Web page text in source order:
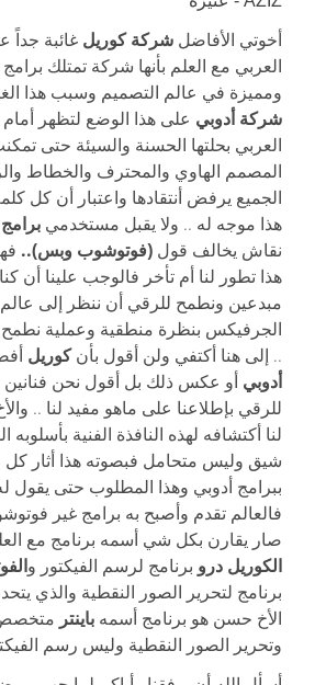
أخوتي الأفاضل شركة كوريل غائبة جداً
العربي مع العلم بأنها شركة تمتلك
ومميزة في عالم التصميم وسبب هذا
شركة أدوبي على هذا الوضع لتظهر
العربي بحلتها الحسنة والسيئة حتى
المصمم الهاوي والمحترف والخطاط
الجميع يرفض أنتقادها واعتبار أن كل
هذا موجه له .. ولا يقبل مستخدمي
نقاش يخالف قول (فوتوشوب وبس)..
هذا تطور لنا أم تأخر فالوجب علينا أن
مبدعين ونطمح للرقي أن ننظر إلى
الجرفيكس بنظرة منطقية وعملية نطمح
.. إلى هنا أكتفي ولن أقول بأنكوريل
أدوبي أو عكس ذلك بل أقول نحن
للرقي بإطلاعنا على ماهو مفيد لنا ..
لنا أكتشافه لهذه النافذة الفنية بأسلوبه
شيق وليس متحامل فبصوته هذا أثار كل
ببرامج أدوبي وهذا المطلوب حتى يقول
فالعالم تقدم وأصبح به برامج غير
صار يقارن بكل شي أسمه برنامج مع
الكوريل درو برنامج لرسم الفيكتور و
برنامج لتحرير الصور النقطية والذي
الأخ حسن هو برنامج أسمه باينتر
وتحرير الصور النقطية وليس رسم